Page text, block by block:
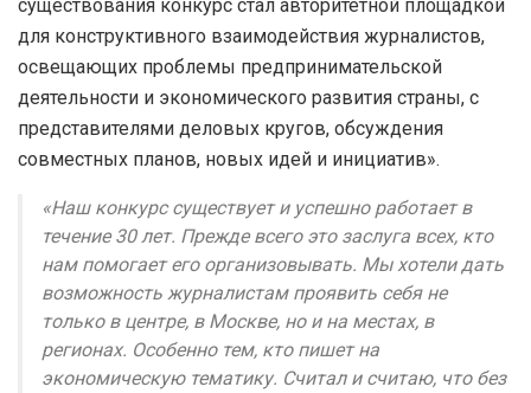
существования конкурс стал авторитетной площадкой
для конструктивного взаимодействия журналистов,
освещающих проблемы предпринимательской
деятельности и экономического развития страны, с
представителями деловых кругов, обсуждения
совместных планов, новых идей и инициатив».
«Наш конкурс существует и успешно работает в
течение 30 лет. Прежде всего это заслуга всех, кто
нам помогает его организовывать. Мы хотели дать
возможность журналистам проявить себя не
только в центре, в Москве, но и на местах, в
регионах. Особенно тем, кто пишет на
экономическую тематику. Считал и считаю, что без